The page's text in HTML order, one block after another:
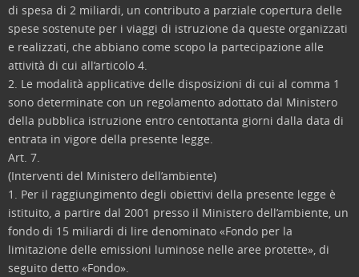
di spesa di 2 miliardi, un contributo a parziale copertura delle
spese sostenute per i viaggi di istruzione da queste organizzati
e realizzati, che abbiano come scopo la partecipazione alle
attività di cui all’articolo 4.
2. Le modalità applicative delle disposizioni di cui al comma 1
sono determinate con un regolamento adottato dal Ministero
della pubblica istruzione entro centottanta giorni dalla data di
entrata in vigore della presente legge.
Art. 7.
(Interventi del Ministero dell’ambiente)
1. Per il raggiungimento degli obiettivi della presente legge è
istituito, a partire dal 2001 presso il Ministero dell’ambiente, un
fondo di 15 miliardi di lire denominato «Fondo per la
limitazione delle emissioni luminose nelle aree protette», di
seguito detto «Fondo».